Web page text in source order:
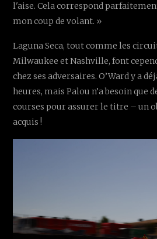
l'aise. Cela correspond
mon coup de volant. »
Laguna Seca, tout comme les
Milwaukee et Nashville, font
chez ses adversaires. O’Ward y a
heures, mais Palou n’a besoin que
courses pour assurer le titre – un
acquis !